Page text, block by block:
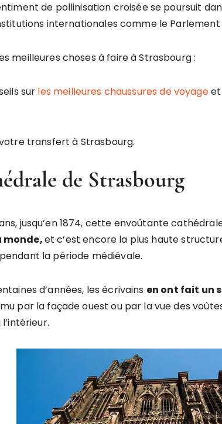
de pollinisation croisée se poursuit
internationales comme le
meilleures choses à faire à Strasbourg :
sur les meilleures chaussures de voyageet
transfert à Strasbourg.
de Strasbourg
jusqu’en 1874, cette envoûtante
et c’est encore la plus haute
la période médiévale.
d’années, les écrivains en ont fait un
par la façade ouest ou par la vue des